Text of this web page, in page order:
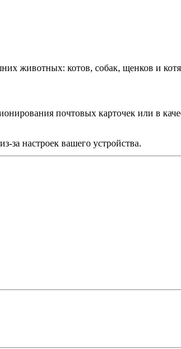
животных: котов, собак, щенков и
почтовых карточек или в
за настроек вашего устройства.